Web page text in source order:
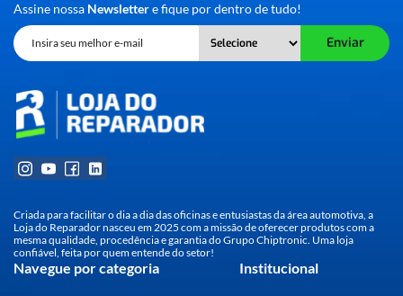
Assine nossa Newslettere fique por dentro de tudo!
Enviar
Criada para facilitar o dia a dia das oficinas e entusiastas da área automotiva, a
Loja do Reparador nasceu em 2025 com a missão de oferecer produtos com a
mesma qualidade, procedência e garantia do Grupo Chiptronic. Uma loja
confiável, feita por quem entende do setor!
Navegue por categoria Institucional